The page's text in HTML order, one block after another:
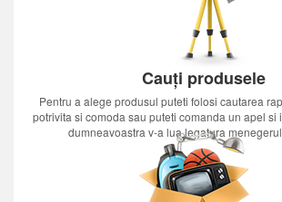
Cauți produsele
Pentru a alege produsul puteti folosi cautarea
potrivita si comoda sau puteti comanda un apel si
dumneavoastra v-a lua legatura